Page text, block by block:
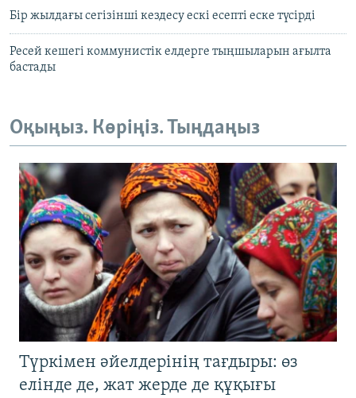
Бір жылдағы сегізінші кездесу ескі есепті еске түсірді
Ресей кешегі коммунистік елдерге тыңшыларын ағылта
бастады
Оқыңыз. Көріңіз. Тыңдаңыз
Түркімен әйелдерінің тағдыры: өз
елінде де, жат жерде де құқығы